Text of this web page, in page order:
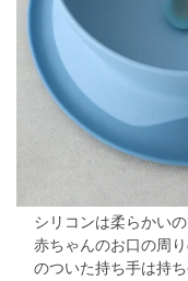
シリコンは柔らかい
赤ちゃんのお口の周
のついた持ち手は持